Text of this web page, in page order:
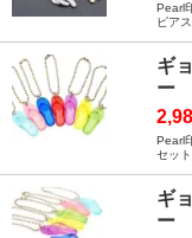
Pearl
ピア
ギ
ー
Pearl
セット
ギ
ー